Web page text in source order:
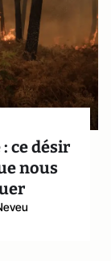
ce désir
nous